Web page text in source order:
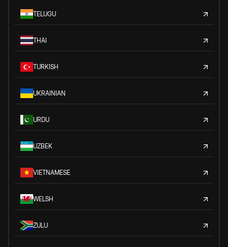
TELUGU
THAI
TURKISH
UKRAINIAN
URDU
UZBEK
VIETNAMESE
WELSH
ZULU